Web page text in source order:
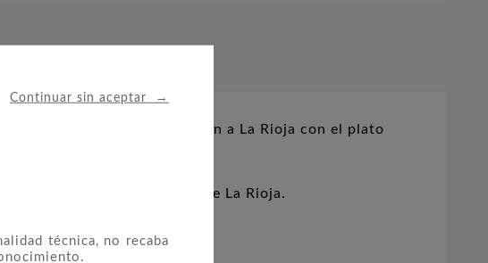
Continuar sin aceptar →
técnica, no recaba
dedicada en esta ocasión a La Rioja con el plato
de La Rioja.
tradicional y muy típico de La Rioja.